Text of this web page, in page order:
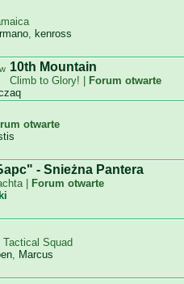
, kenross
10th Mountain
Climb to Glory! |
Forum otwarte
otwarte
- Snieżna Pantera
|
Forum otwarte
Tactical Squad
, Marcus